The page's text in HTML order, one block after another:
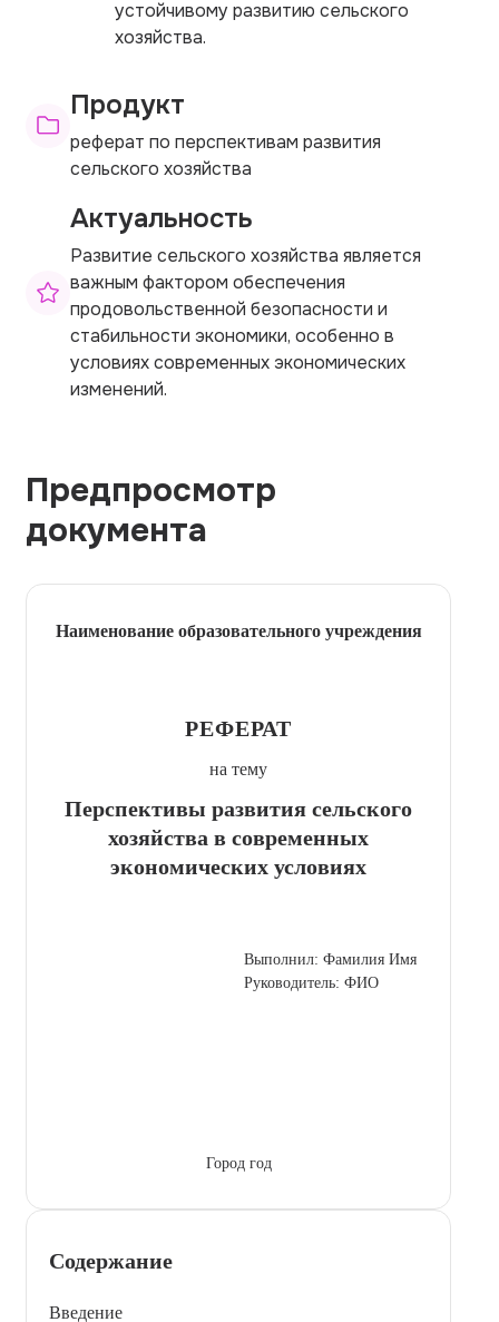
устойчивому развитию сельского
хозяйства.
Продукт
реферат по перспективам развития
сельского хозяйства
Актуальность
Развитие сельского хозяйства является
важным фактором обеспечения
продовольственной безопасности и
стабильности экономики, особенно в
условиях современных экономических
изменений.
Предпросмотр
документа
Наименование образовательного учреждения
РЕФЕРАТ
на тему
Перспективы развития сельского
хозяйства в современных
экономических условиях
Выполнил: Фамилия Имя
Руководитель: ФИО
Город год
Содержание
Введение